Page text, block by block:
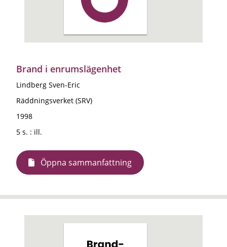
Brand i enrumslägenhet
Lindberg Sven-Eric
Räddningsverket (SRV)
1998
5 s. : ill.
Öppna sammanfattning